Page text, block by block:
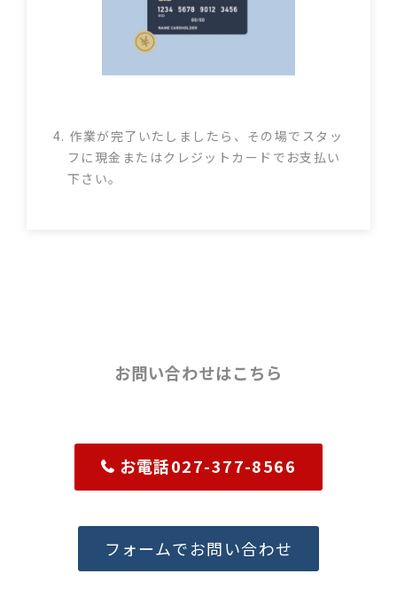
4. 作業が完了いたしましたら、その場でスタッ
フに現金またはクレジットカードでお支払い
下さい。
お問い合わせはこちら
お電話027-377-8566
フォームでお問い合わせ